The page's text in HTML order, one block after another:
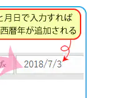
計ソフトを試す